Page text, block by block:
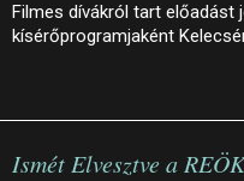
Filmes dívákról tart előadást
kísérőprogramjaként
Ismét Elvesztve a